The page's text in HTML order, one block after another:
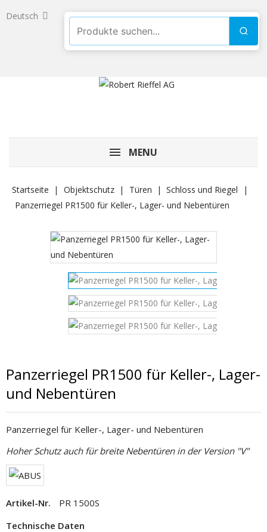
Deutsch
Produkte suchen
MENU
Startseite Objektschutz Türen
Schloss und Riegel
Panzerriegel PR1500 für Keller-, Lager- und Nebentüren
Panzerriegel PR1500 für Keller-, Lager-
und Nebentüren
Panzerriegel für Keller-, Lager- und Nebentüren
Hoher Schutz auch für breite Nebentüren in der Version "V"
Artikel-Nr.
PR 1500S
Technische Daten